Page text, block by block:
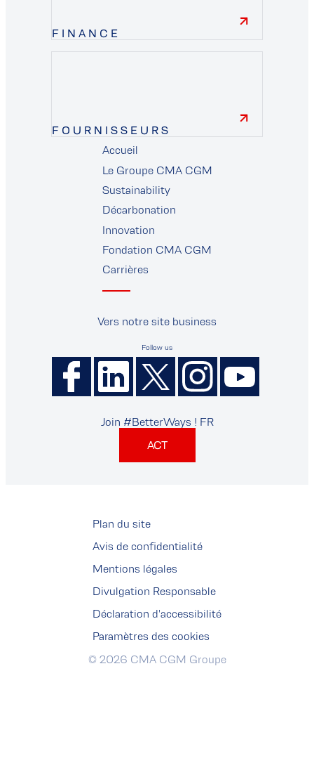
FINANCE
FOURNISSEURS
fournisseurs
Accueil
Le Groupe CMA CGM
Sustainability
Décarbonation
Innovation
Fondation CMA CGM
Carrières
Vers notre site business
Follow us
Join #BetterWays ! FR
ACT
Plan du site
Avis de confidentialité
Mentions légales
Divulgation Responsable
Déclaration d'accessibilité
Paramètres des cookies
© 2026 CMA CGM Groupe